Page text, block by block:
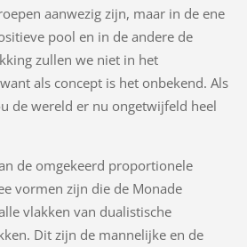
aanwezig zijn, maar in de ene
pool en in de andere de
zullen we niet in het
als concept is het onbekend. Als
de wereld er nu ongetwijfeld heel
de omgekeerd proportionele
vormen zijn die de Monade
vlakken van dualistische
Dit zijn de mannelijke en de